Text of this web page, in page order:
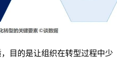
目的是让组织在转型过程中少